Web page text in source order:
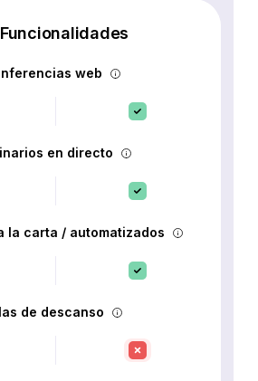
Funcionalidades
web
en directo
la carta / automatizados
de descanso